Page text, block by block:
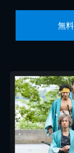
無